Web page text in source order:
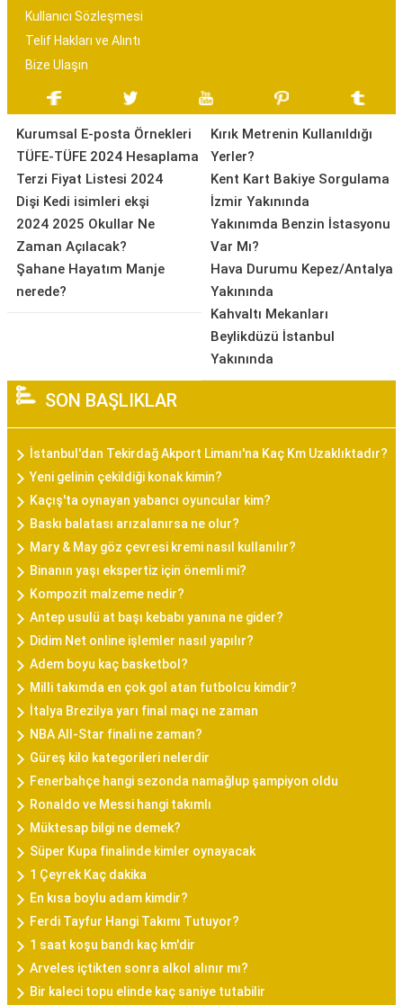
Kullanıcı Sözleşmesi
Telif Hakları ve Alıntı
Bize Ulaşın
Kurumsal E-posta Örnekleri
TÜFE-TÜFE 2024 Hesaplama
Terzi Fiyat Listesi 2024
Dişi Kedi isimleri ekşi
2024 2025 Okullar Ne
Zaman Açılacak?
Şahane Hayatım Manje
nerede?
Kırık Metrenin Kullanıldığı
Yerler?
Kent Kart Bakiye Sorgulama
İzmir Yakınında
Yakınımda Benzin İstasyonu
Var Mı?
Hava Durumu Kepez/Antalya
Yakınında
Kahvaltı Mekanları
Beylikdüzü İstanbul
Yakınında
SON BAŞLIKLAR
İstanbul'dan Tekirdağ Akport Limanı'na Kaç Km Uzaklıktadır?
Yeni gelinin çekildiği konak kimin?
Kaçış'ta oynayan yabancı oyuncular kim?
Baskı balatası arızalanırsa ne olur?
Mary & May göz çevresi kremi nasıl kullanılır?
Binanın yaşı ekspertiz için önemli mi?
Kompozit malzeme nedir?
Antep usulü at başı kebabı yanına ne gider?
Didim Net online işlemler nasıl yapılır?
Adem boyu kaç basketbol?
Milli takımda en çok gol atan futbolcu kimdir?
İtalya Brezilya yarı final maçı ne zaman
NBA All-Star finali ne zaman?
Güreş kilo kategorileri nelerdir
Fenerbahçe hangi sezonda namağlup şampiyon oldu
Ronaldo ve Messi hangi takımlı
Müktesap bilgi ne demek?
Süper Kupa finalinde kimler oynayacak
1 Çeyrek Kaç dakika
En kısa boylu adam kimdir?
Ferdi Tayfur Hangi Takımı Tutuyor?
1 saat koşu bandı kaç km'dir
Arveles içtikten sonra alkol alınır mı?
Bir kaleci topu elinde kaç saniye tutabilir